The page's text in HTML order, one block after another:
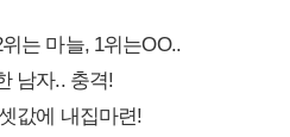
는 마늘, 1위는OO..
남자.. 충격!
값에 내집마련!